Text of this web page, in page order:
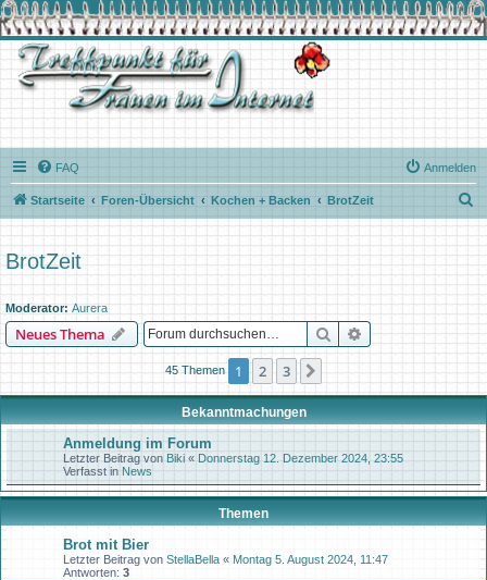
FAQ Anmelden
Startseite Foren-Übersicht Kochen + Backen BrotZeit
u
h
e
BrotZeit
Moderator: Aurera
Neues Thema Suche Erweiterte Suche
45 Themen 1 2 3 Nächste
Bekanntmachungen
Anmeldung im Forum
Letzter Beitrag von Biki « Donnerstag 12. Dezember 2024, 23:55
Verfasst in News
Themen
Brot mit Bier
Letzter Beitrag von StellaBella « Montag 5. August 2024, 11:47
Antworten: 3